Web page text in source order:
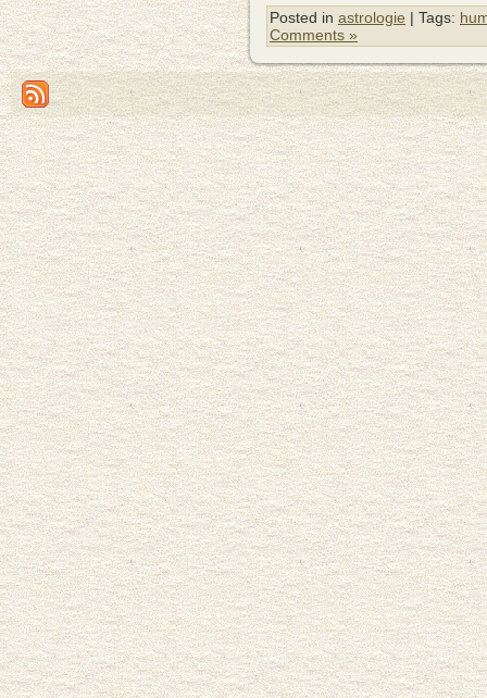
Posted in astrologie | Tags:
Comments »